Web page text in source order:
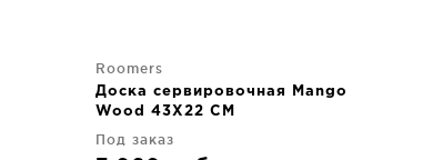
Roomers
Доска сервировочная Mango
Wood 43X22 CM
Под заказ